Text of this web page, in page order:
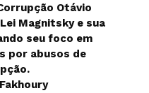
Otávio
Magnitsky e sua
seu foco em
por abusos de